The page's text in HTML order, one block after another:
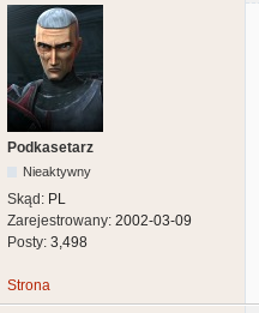
Podkasetarz
Nieaktywny
Skąd: PL
Zarejestrowany: 2002-03-09
Posty: 3,498
Strona